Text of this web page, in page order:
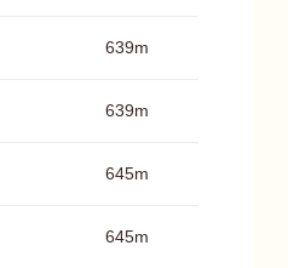
639m
639m
645m
645m